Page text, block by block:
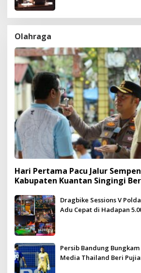
Olahraga
Hari Pertama Pacu Jalur
Kabupaten Kuantan Singingi
Dragbike Sessions V
Adu Cepat di Hadapan
Persib Bandung
Media Thailand Beri